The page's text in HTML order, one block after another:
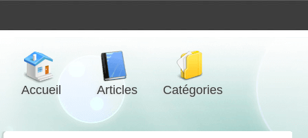
Accueil Articles Catégories